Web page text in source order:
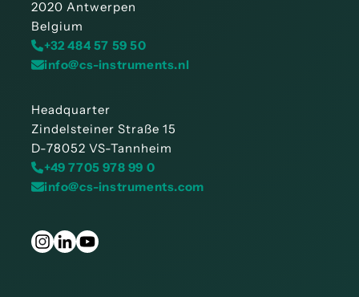
2020 Antwerpen
Belgium
+32 484 57 59 50
info@cs-instruments.nl
Headquarter
Zindelsteiner Straße 15
D-78052 VS-Tannheim
+49 7705 978 99 0
info@cs-instruments.com